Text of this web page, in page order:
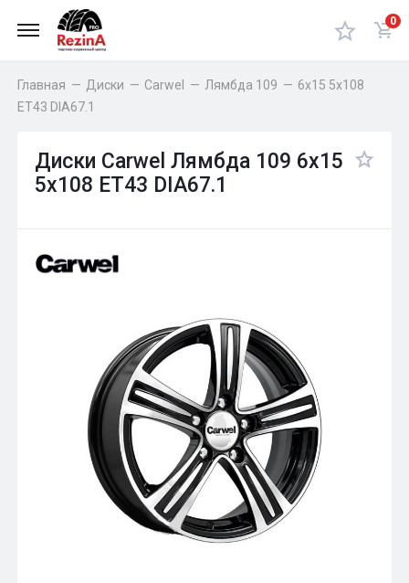
0
Главная — Диски — Carwel — Лямбда 109 — 6x15 5x108
ET43 DIA67.1
Диски Carwel Лямбда 109 6x15
5x108 ET43 DIA67.1